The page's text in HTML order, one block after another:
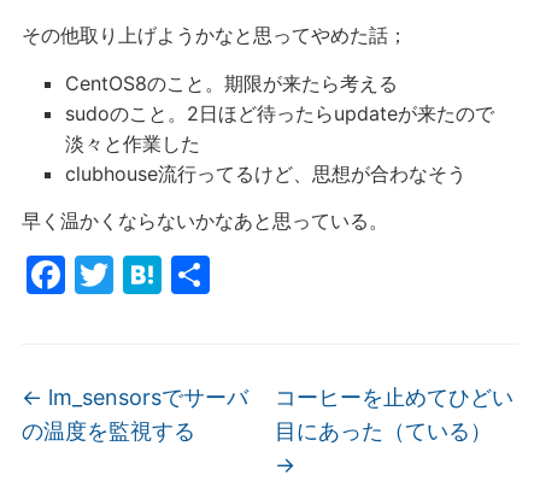
その他取り上げようかなと思ってやめた話；
CentOS8のこと。期限が来たら考える
sudoのこと。2日ほど待ったらupdateが来たので
淡々と作業した
clubhouse流行ってるけど、思想が合わなそう
早く温かくならないかなあと思っている。
F
e
b
T
er
H
n
a
共
← lm_sensorsでサーバ
の温度を監視する
コーヒーを止めてひどい
目にあった（ている）
→